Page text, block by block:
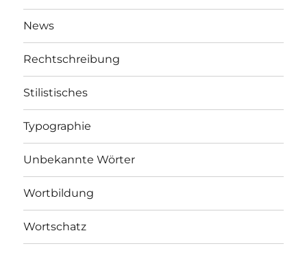
News
Rechtschreibung
Stilistisches
Typographie
Unbekannte Wörter
Wortbildung
Wortschatz